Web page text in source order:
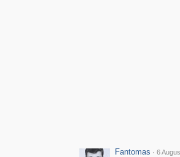
Fantomas · 6